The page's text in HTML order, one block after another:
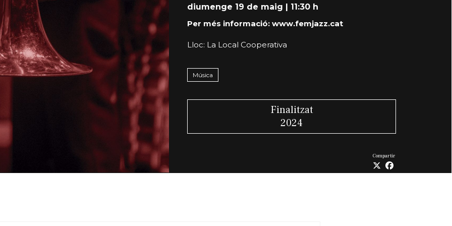
diumenge 19 de maig
11:30 h
Per més informació: www.femjazz.cat
Lloc: La Local Cooperativa
Música
Finalitzat
2024
Compartir